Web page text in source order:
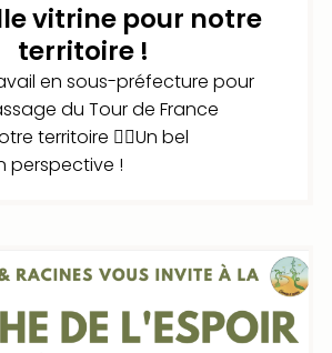
vitrine pour notre
territoire !
en sous-préfecture pour
du Tour de France
territoire 🚴‍♀️Un bel
perspective !